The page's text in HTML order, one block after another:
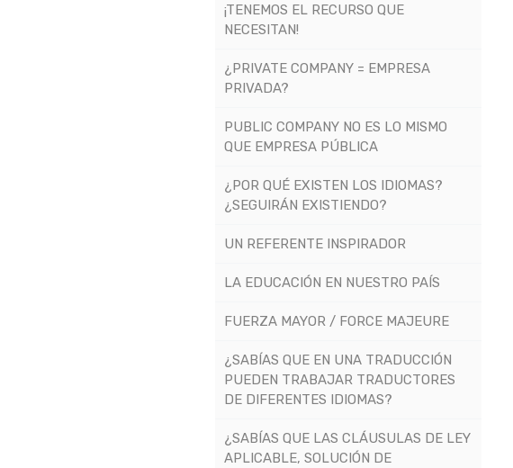
¡TENEMOS EL RECURSO QUE
NECESITAN!
¿PRIVATE COMPANY = EMPRESA
PRIVADA?
PUBLIC COMPANY NO ES LO MISMO
QUE EMPRESA PÚBLICA
¿POR QUÉ EXISTEN LOS IDIOMAS?
¿SEGUIRÁN EXISTIENDO?
UN REFERENTE INSPIRADOR
LA EDUCACIÓN EN NUESTRO PAÍS
FUERZA MAYOR / FORCE MAJEURE
¿SABÍAS QUE EN UNA TRADUCCIÓN
PUEDEN TRABAJAR TRADUCTORES
DE DIFERENTES IDIOMAS?
¿SABÍAS QUE LAS CLÁUSULAS DE LEY
APLICABLE, SOLUCIÓN DE